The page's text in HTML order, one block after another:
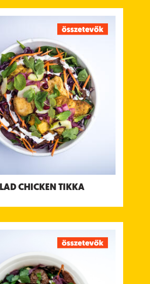
CHICKEN TIKKA
SALAD CHICKEN TIKKA
joghurtos masala fűszerben pácolva,
salsával, édes tamarind csatnival &
joghurt csatnival.
Tápanyagtartalom (g/adag)
Energia 458 kcal
Fehérje 40 g
Szénhidrát 20 g
ebből cukor 17 g
Rost 4.5 g
Zsír 23 g
ebből telített zsírok 8 g
SALAD LAMB MEATBALLS
bárányhús pirított római köménnyel,
és fokhagymával fűszerezve, zöld
& koriander csatnival, édes tamarind